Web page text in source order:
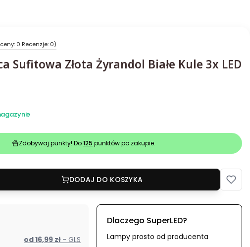
0 Recenzje: 0)
Sufitowa Złota Żyrandol Białe Kule 3x LED
Zdobywaj punkty! Do125 punktów po zakupie.
DODAJ DO KOSZYKA
od 16,99 zł - GLS
Dlaczego SuperLED?
Lampy prosto od producenta